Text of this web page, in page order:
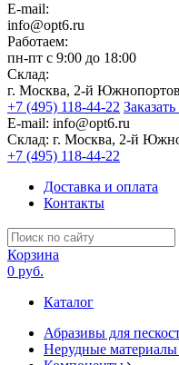
E-mail:
info@opt6.ru
Работаем:
пн-пт с 9:00 до 18:00
Склад:
г. Москва, 2-й
+7 (495) 118-44-22
E-mail: info@opt6.ru
Склад: г. Москва, 2-й
+7 (495) 118-44-22
Доставка и оплата
Контакты
Корзина
0 руб.
Каталог
Абразивы для
Нерудные материалы